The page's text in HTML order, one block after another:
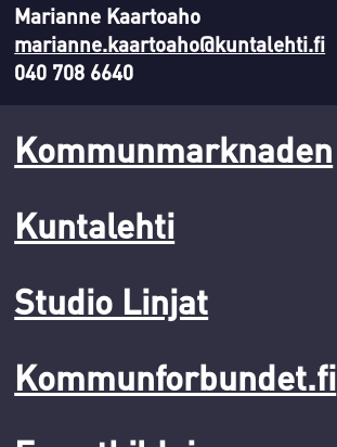
Marianne Kaartoaho
marianne.kaartoaho@kuntalehti.fi
040 708 6640
Kommunmarknaden
Kuntalehti
Studio Linjat
Kommunforbundet.fi